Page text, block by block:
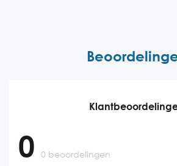
0 0 beoordelingen